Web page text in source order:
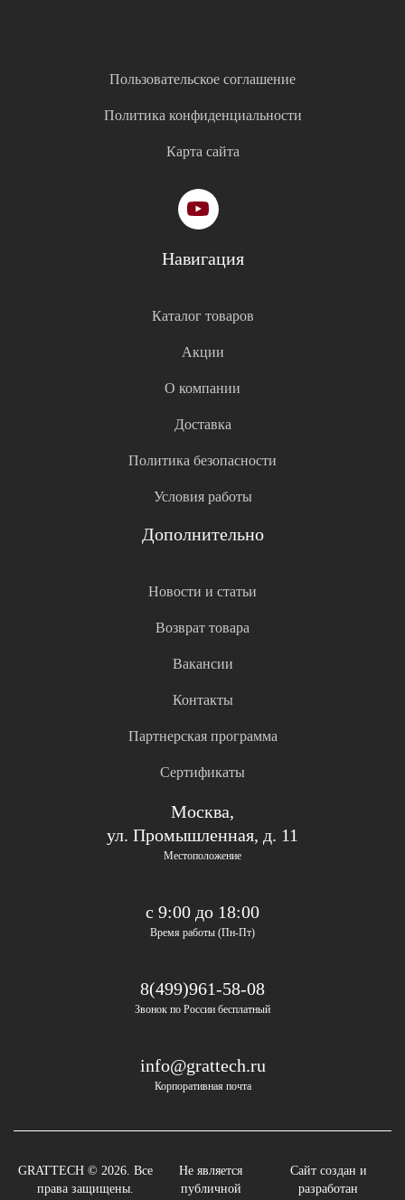
Пользовательское соглашение
Политика конфиденциальности
Карта сайта
Навигация
Каталог товаров
Акции
О компании
Доставка
Политика безопасности
Условия работы
Дополнительно
Новости и статьи
Возврат товара
Вакансии
Контакты
Партнерская программа
Сертификаты
Москва,
ул. Промышленная, д. 11
Местоположение
с 9:00 до 18:00
Время работы (Пн-Пт)
8(499)961-58-08
Звонок по России бесплатный
info@grattech.ru
Корпоративная почта
GRATTECH © 2026. Все
права защищены.
Не является
публичной
Сайт создан и
разработан